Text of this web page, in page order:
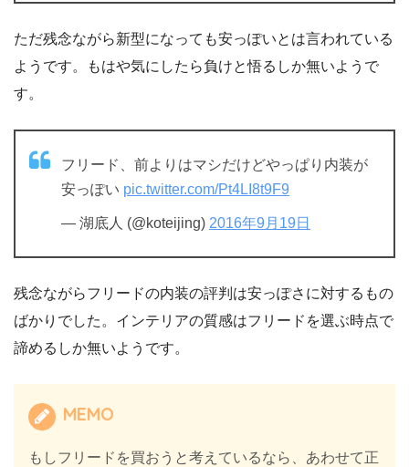
ただ残念ながら新型になっても安っぽいとは言われている
ようです。もはや気にしたら負けと悟るしか無いようで
す。
フリード、前よりはマシだけどやっぱり内装が
安っぽい pic.twitter.com/Pt4LI8t9F9
— 湖底人 (@koteijing) 2016年9月19日
残念ながらフリードの内装の評判は安っぽさに対するもの
ばかりでした。インテリアの質感はフリードを選ぶ時点で
諦めるしか無いようです。
MEMO
もしフリードを買おうと考えているなら、あわせて正